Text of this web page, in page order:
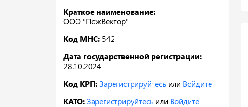
Краткое наименование:
ООО "ПожВектор"
Код МНС: 542
Дата государственной регистрации:
28.10.2024
Код КРП:Зарегистрируйтесь или Войдите
КАТО:Зарегистрируйтесь или Войдите